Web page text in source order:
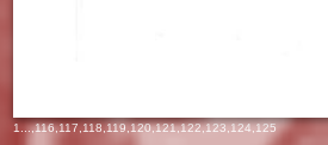
1 ...,116,117,118,119,120,121,122,123,124,125